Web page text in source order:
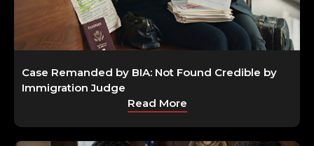
Case Remanded by BIA: Not Found Credible by
Immigration Judge
Read More